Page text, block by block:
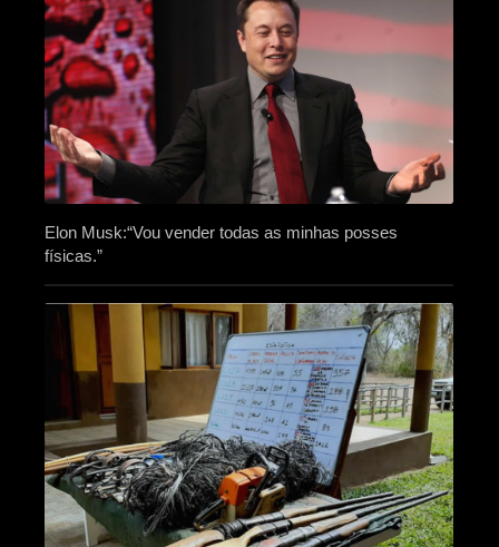
Elon Musk:“Vou vender todas as minhas posses
físicas.”